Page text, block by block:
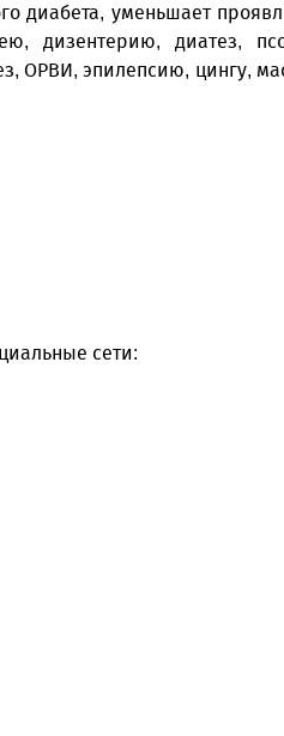
диабета, уменьшает
дизентерию, диатез,
ОРВИ, эпилепсию, цингу,
сети: